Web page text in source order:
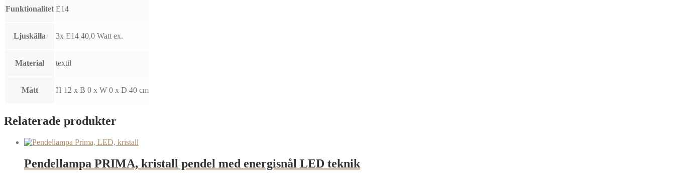
Funktionalitet E14
Ljuskälla 3x E14 40,0 Watt ex.
Material textil
Mått H 12 x B 0 x W 0 x D 40 cm
Relaterade produkter
Pendellampa PRIMA, kristall pendel med energisnål LED teknik